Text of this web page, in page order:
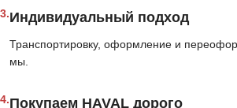
3.Индивидуальный подход
Транспортировку, оформление и
мы.
4.Покупаем HAVAL дорого